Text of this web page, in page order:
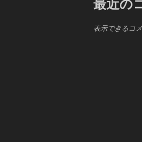
最近の
表示できるコ